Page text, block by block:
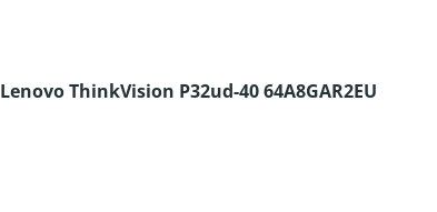
Lenovo ThinkVision P32ud-40 64A8GAR2EU